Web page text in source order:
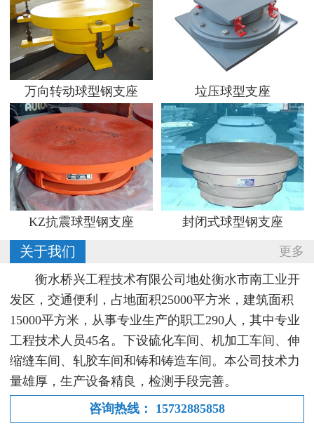
万向转动球型钢支座 垃压球型支座
KZ抗震球型钢支座 封闭式球型钢支座
更多
关于我们
衡水桥兴工程技术有限公司地处衡水市南工业开
发区，交通便利，占地面积25000平方米，建筑面积
15000平方米，从事专业生产的职工290人，其中专业
工程技术人员45名。下设硫化车间、机加工车间、伸
缩缝车间、轧胶车间和铸和铸造车间。本公司技术力
量雄厚，生产设备精良，检测手段完善。
咨询热线：
15732885858